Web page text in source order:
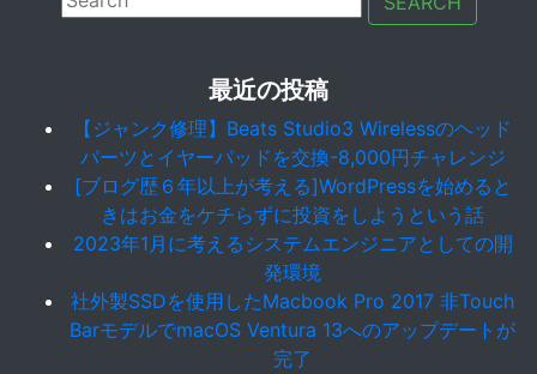
最近の投稿
【ジャンク修理】Beats Studio3 Wirelessのヘッド
パーツとイヤーパッドを交換-8,000円チャレンジ
[ブログ歴６年以上が考える]WordPressを始めると
きはお金をケチらずに投資をしようという話
2023年1月に考えるシステムエンジニアとしての開
発環境
社外製SSDを使用したMacbook Pro 2017 非Touch
BarモデルでmacOS Ventura 13へのアップデートが
完了